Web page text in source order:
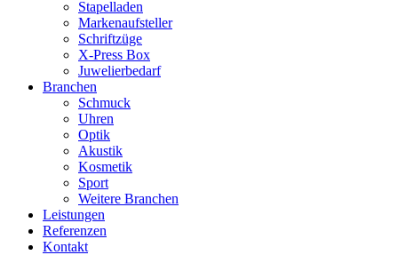
Stapelladen
Markenaufsteller
Schriftzüge
X-Press Box
Juwelierbedarf
Branchen
Schmuck
Uhren
Optik
Akustik
Kosmetik
Sport
Weitere Branchen
Leistungen
Referenzen
Kontakt